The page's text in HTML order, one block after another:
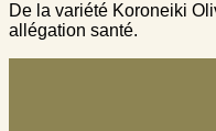
De la variété Koroneiki
allégation santé.